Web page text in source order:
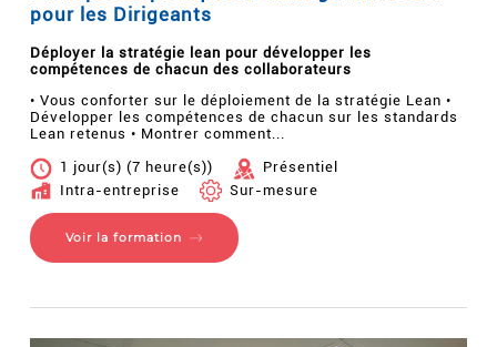
pour les Dirigeants
Déployer la stratégie lean pour développer les
compétences de chacun des collaborateurs
• Vous conforter sur le déploiement de la stratégie Lean •
Développer les compétences de chacun sur les standards
Lean retenus • Montrer comment...
1 jour(s) (7 heure(s))
Présentiel
Intra-entreprise
Sur-mesure
Voir la formation